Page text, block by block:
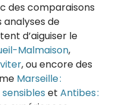
des comparaisons
analyses de
d’aiguiser le
Malmaison,
, ou encore des
Marseille :
sensibles et Antibes :